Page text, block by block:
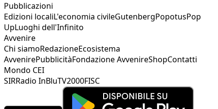
Pubblicazioni
Edizioni localiL'economia civileGutenbergPopotusPop
UpLuoghi dell'Infinito
Avvenire
Chi siamoRedazioneEcosistema
AvvenirePubblicitàFondazione AvvenireShopContatti
Mondo CEI
SIRRadio InBluTV2000FISC